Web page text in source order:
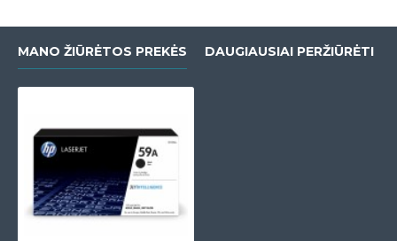
MANO ŽIŪRĖTOS PREKĖS DAUGIAUSIAI PERŽIŪRĖTI